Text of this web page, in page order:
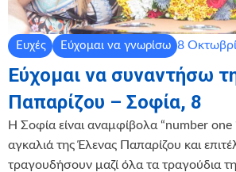
Ευχές Εύχομαι να γνωρίσω 8
Εύχομαι να συναντήσω
Παπαρίζου – Σοφία, 8
Η Σοφία είναι αναμφίβολα “number one
αγκαλιά της Έλενας Παπαρίζου και
τραγουδήσουν μαζί όλα τα τραγούδια